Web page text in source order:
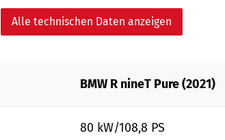
Alle technischen Daten anzeigen
BMW R nineT Pure (2021)
80 kW/108,8 PS